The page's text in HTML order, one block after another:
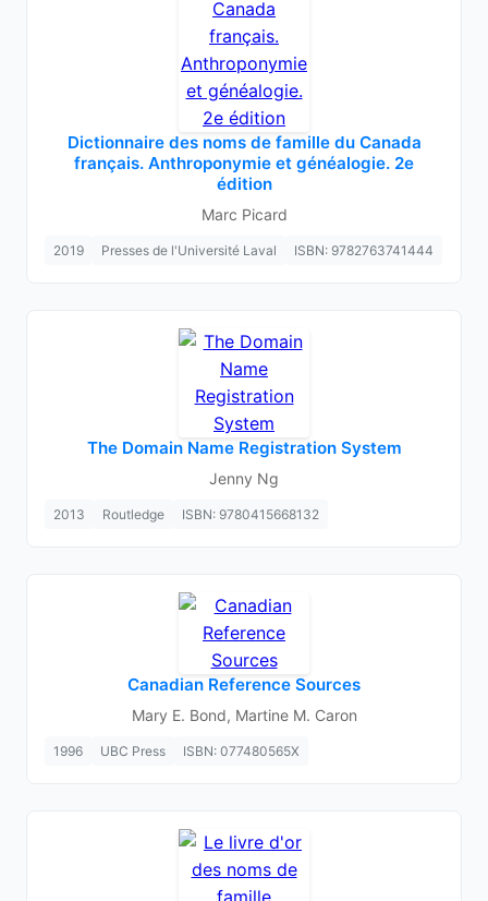
Dictionnaire des noms de famille du Canada
français. Anthroponymie et généalogie. 2e
édition
Marc Picard
2019 Presses de l'Université Laval ISBN: 9782763741444
The Domain Name Registration System
Jenny Ng
2013 Routledge ISBN: 9780415668132
Canadian Reference Sources
Mary E. Bond, Martine M. Caron
1996 UBC Press ISBN: 077480565X